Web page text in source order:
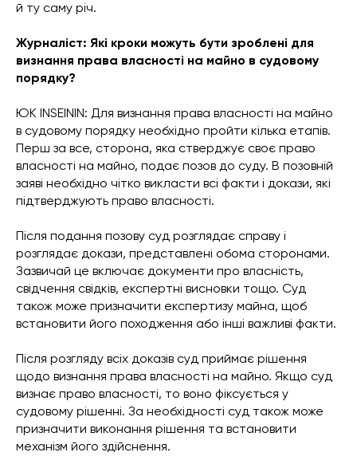
й ту саму річ.
Журналіст: Які кроки можуть бути зроблені для
визнання права власності на майно в судовому
порядку?
ЮК INSEININ: Для визнання права власності на майно
в судовому порядку необхідно пройти кілька етапів.
Перш за все, сторона, яка стверджує своє право
власності на майно, подає позов до суду. В позовній
заяві необхідно чітко викласти всі факти і докази, які
підтверджують право власності.
Після подання позову суд розглядає справу і
розглядає докази, представлені обома сторонами.
Зазвичай це включає документи про власність,
свідчення свідків, експертні висновки тощо. Суд
також може призначити експертизу майна, щоб
встановити його походження або інші важливі факти.
Після розгляду всіх доказів суд приймає рішення
щодо визнання права власності на майно. Якщо суд
визнає право власності, то воно фіксується у
судовому рішенні. За необхідності суд також може
призначити виконання рішення та встановити
механізм його здійснення.